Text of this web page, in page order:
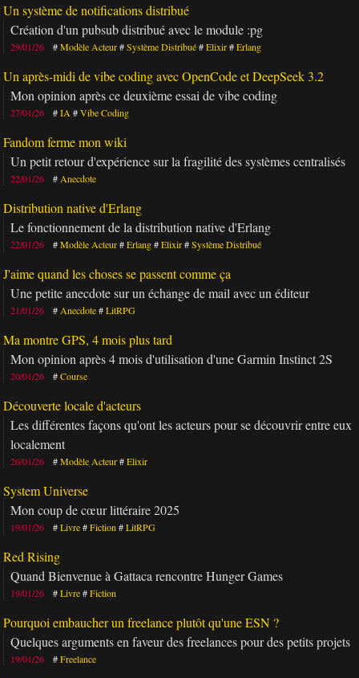
Un système de notifications distribué
Création d'un pubsub distribué avec le module :pg
29/01/26 Modèle Acteur Système Distribué Elixir Erlang
Un après-midi de vibe coding avec OpenCode et DeepSeek 3.2
Mon opinion après ce deuxième essai de vibe coding
27/01/26 IA Vibe Coding
Fandom ferme mon wiki
Un petit retour d'expérience sur la fragilité des systèmes centralisés
22/01/26 Anecdote
Distribution native d'Erlang
Le fonctionnement de la distribution native d'Erlang
22/01/26 Modèle Acteur Erlang Elixir Système Distribué
J'aime quand les choses se passent comme ça
Une petite anecdote sur un échange de mail avec un éditeur
21/01/26 Anecdote LitRPG
Ma montre GPS, 4 mois plus tard
Mon opinion après 4 mois d'utilisation d'une Garmin Instinct 2S
20/01/26 Course
Découverte locale d'acteurs
Les différentes façons qu'ont les acteurs pour se découvrir entre eux
localement
20/01/26 Modèle Acteur Elixir
System Universe
Mon coup de cœur littéraire 2025
19/01/26 Livre Fiction LitRPG
Red Rising
Quand Bienvenue à Gattaca rencontre Hunger Games
19/01/26 Livre Fiction
Pourquoi embaucher un freelance plutôt qu'une ESN ?
Quelques arguments en faveur des freelances pour des petits projets
19/01/26 Freelance